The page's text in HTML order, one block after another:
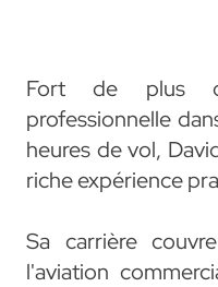
Fort de plus
professionnelle
heures de vol,
riche expérience
Sa carrière
l'aviation